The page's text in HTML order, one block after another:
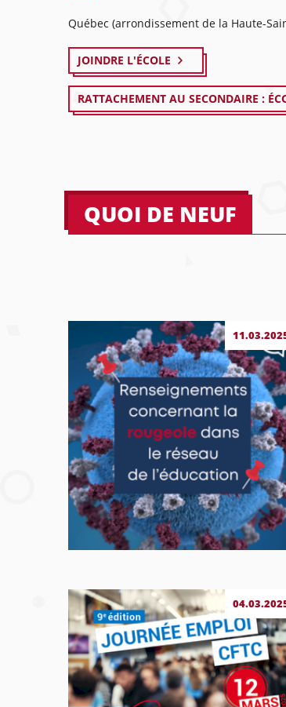
Québec (arrondissement de la Haute-
JOINDRE L'ÉCOLE
RATTACHEMENT AU SECONDAIRE :
QUOI DE NEUF